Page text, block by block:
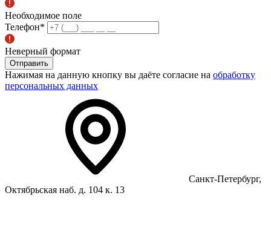
Необходимое поле
Телефон*
Неверный формат
Отправить
Нажимая на данную кнопку вы даёте согласие на обработку
персональных данных
Санкт-Петербург,
Октябрьская наб. д. 104 к. 13